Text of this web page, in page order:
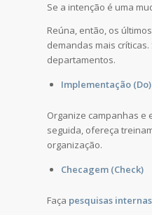
Se a intenção é uma
Reúna, então, os
demandas mais
departamentos.
Implementação (Do)
Organize campanhas e
seguida, ofereça
organização.
Checagem (Check)
Faça pesquisas internas